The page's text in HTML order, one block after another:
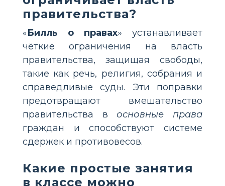
правительства?
«Билль о правах» устанавливает
чёткие ограничения на власть
правительства, защищая свободы,
такие как речь, религия, собрания и
справедливые суды. Эти поправки
предотвращают вмешательство
правительства в основные права
граждан и способствуют системе
сдержек и противовесов.
Какие простые занятия
в классе можно